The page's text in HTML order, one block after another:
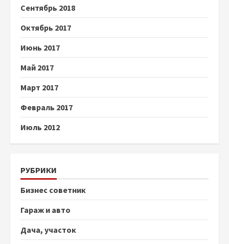
Сентябрь 2018
Октябрь 2017
Июнь 2017
Май 2017
Март 2017
Февраль 2017
Июль 2012
РУБРИКИ
Бизнес советник
Гараж и авто
Дача, участок